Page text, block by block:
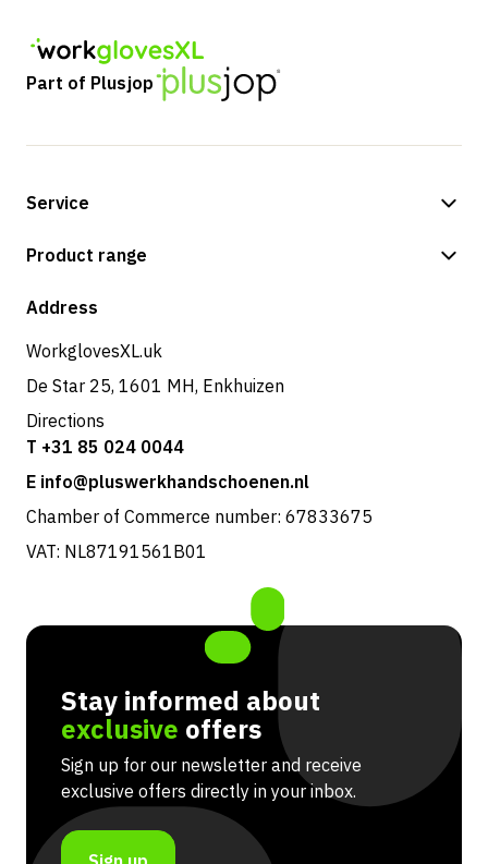
Part of Plusjop
Service
Payment methods
Returns & service
Product range
Shop
Address
WorkglovesXL.uk
De Star 25, 1601 MH, Enkhuizen
Directions
T +31 85 024 0044
E info@pluswerkhandschoenen.nl
Chamber of Commerce number: 67833675
VAT: NL87191561B01
Stay informed about
exclusive offers
Sign up for our newsletter and receive
exclusive offers directly in your inbox.